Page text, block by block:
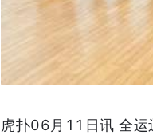
虎扑06月11日讯 全运